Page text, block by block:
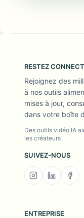
RESTEZ
Rejoignez des
à nos outils
mises à jour,
dans votre boîte
Des outils vidéo IA
les créateurs
SUIVEZ-NOUS
ENTREPRISE